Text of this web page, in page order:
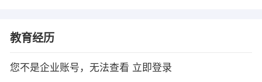
教育经历
您不是企业账号，无法查看 立即登录